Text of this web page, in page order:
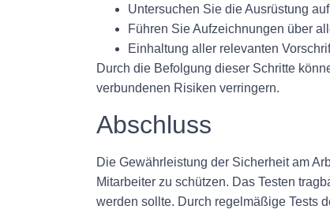
Untersuchen Sie die Ausrüstung
Führen Sie Aufzeichnungen über
Einhaltung aller relevanten
Durch die Befolgung dieser Schritte
verbundenen Risiken verringern.
Abschluss
Die Gewährleistung der Sicherheit am
Mitarbeiter zu schützen. Das Testen
werden sollte. Durch regelmäßige Tests